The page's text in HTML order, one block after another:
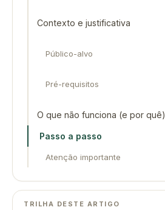
Contexto e justificativa
Público-alvo
Pré-requisitos
O que não funciona (e por quê)
Passo a passo
Atenção importante
TRILHA DESTE ARTIGO